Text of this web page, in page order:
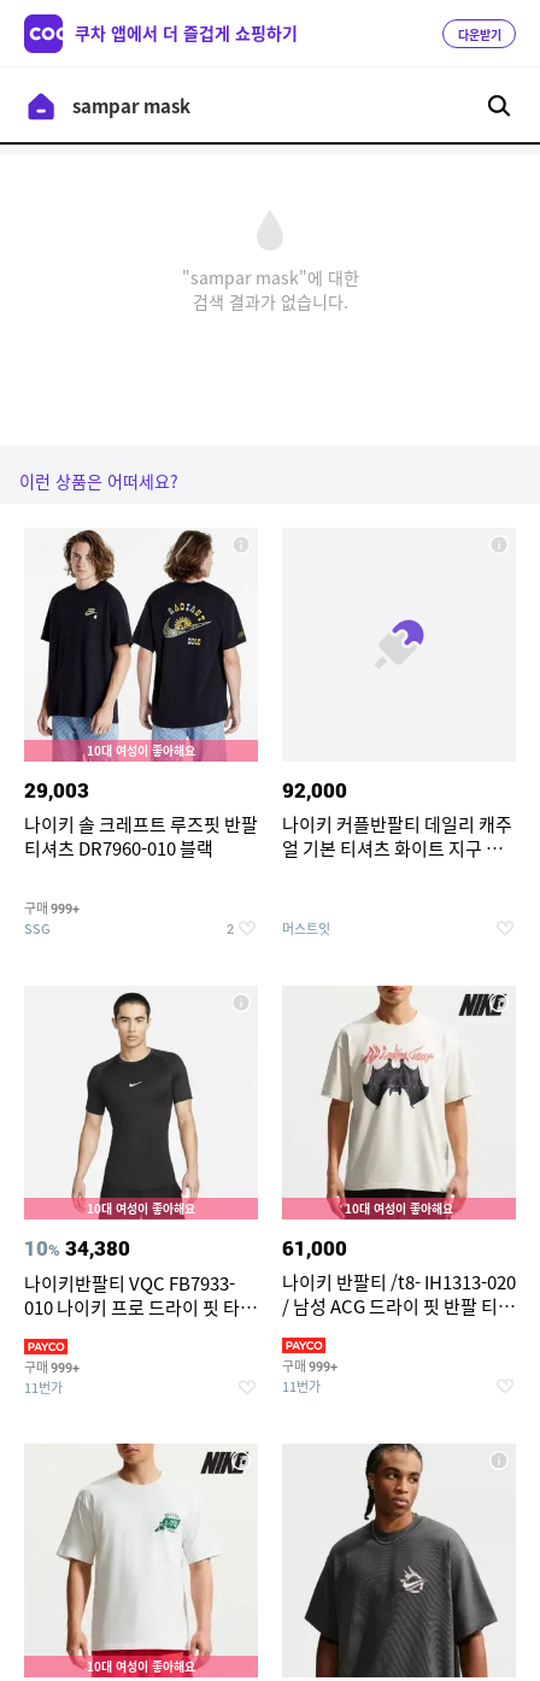
쿠차 앱에서 더 즐겁게 쇼핑하기 다운받기
"sampar mask"에 대한
검색 결과가 없습니다.
이런 상품은 어떠세요?
10대 여성이 좋아해요
29,003
나이키 솔 크레프트 루즈핏 반팔
티셔츠 DR7960-010 블랙
구매 999+
SSG 2
92,000
나이키 커플반팔티 데일리 캐주
얼 기본 티셔츠 화이트 지구 그
머스트잇
10대 여성이 좋아해요
10% 34,380
나이키반팔티 VQC FB7933-
010 나이키 프로 드라이 핏 타이
구매 999+
11번가
10대 여성이 좋아해요
61,000
나이키 반팔티 /t8- IH1313-020
/ 남성 ACG 드라이 핏 반팔 티셔
구매 999+
11번가
10대 여성이 좋아해요